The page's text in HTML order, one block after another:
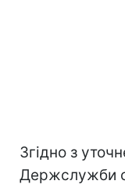
Згідно з
Держслужби